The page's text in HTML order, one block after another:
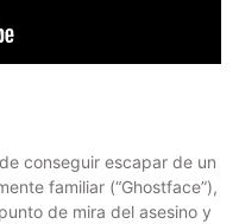
conseguir escapar de un
familiar (“Ghostface”),
de mira del asesino y